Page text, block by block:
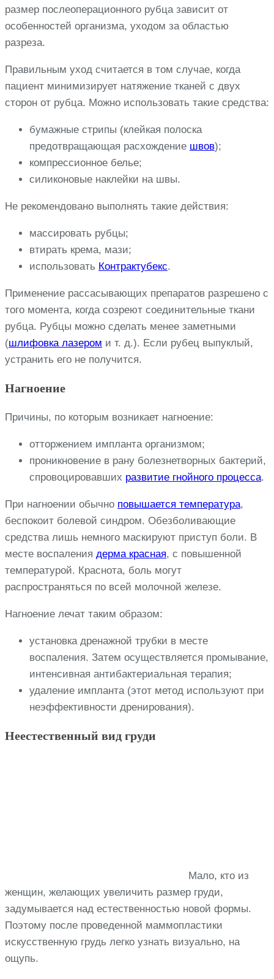
размер послеоперационного рубца зависит от
особенностей организма, уходом за областью
разреза.
Правильным уход считается в том случае, когда
пациент минимизирует натяжение тканей с двух
сторон от рубца. Можно использовать такие средства:
бумажные стрипы (клейкая полоска
предотвращающая расхождение швов);
компрессионное белье;
силиконовые наклейки на швы.
Не рекомендовано выполнять такие действия:
массировать рубцы;
втирать крема, мази;
использовать Контрактубекс.
Применение рассасывающих препаратов разрешено с
того момента, когда созреют соединительные ткани
рубца. Рубцы можно сделать менее заметными
(шлифовка лазером и т. д.). Если рубец выпуклый,
устранить его не получится.
Нагноение
Причины, по которым возникает нагноение:
отторжением импланта организмом;
проникновение в рану болезнетворных бактерий,
спровоцировавших развитие гнойного процесса.
При нагноении обычно повышается температура,
беспокоит болевой синдром. Обезболивающие
средства лишь немного маскируют приступ боли. В
месте воспаления дерма красная, с повышенной
температурой. Краснота, боль могут
распространяться по всей молочной железе.
Нагноение лечат таким образом:
установка дренажной трубки в месте
воспаления. Затем осуществляется промывание,
интенсивная антибактериальная терапия;
удаление импланта (этот метод используют при
неэффективности дренирования).
Неестественный вид груди
Мало, кто из
женщин, желающих увеличить размер груди,
задумывается над естественностью новой формы.
Поэтому после проведенной маммопластики
искусственную грудь легко узнать визуально, на
ощупь.